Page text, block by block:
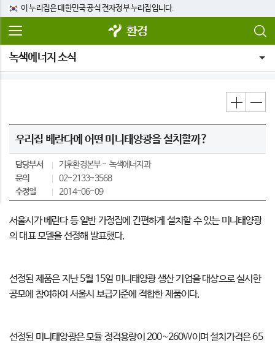
이 누리집은 대한민국 공식 전자정부 누리집입니다.
환경
녹색에너지 소식
우리집 베란다에 어떤 미니태양광을 설치할까?
담당부서 기후환경본부
녹색에너지과
문의
02-2133-3568
수정일
2014-06-09
서울시가 베란다 등 일반 가정집에 간편하게 설치할 수 있는 미니태양광
의 대표 모델을 선정해 발표했다.
선정된 제품은 지난 5월 15일 미니태양광 생산 기업을 대상으로 실시한
공모에 참여하여 서울시 보급기준에 적합한 제품이다.
선정된 미니태양광은 모듈 정격용량이 200~260W이며 설치가격은 65